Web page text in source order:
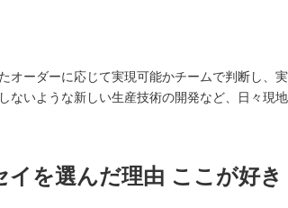
オーダーに応じて実現可能かチームで判断し、
ないような新しい生産技術の開発など、日々現
イを選んだ理由 ここが好き